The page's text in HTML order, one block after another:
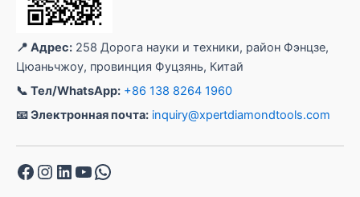
📍 Адрес: 258 Дорога науки и техники, район Фэнцзе,
Цюаньчжоу, провинция Фуцзянь, Китай
📞 Тел/WhatsApp: +86 138 8264 1960
📧 Электронная почта: inquiry@xpertdiamondtools.com
Facebook
Instagram
LinkedIn
YouTube
WhatsApp